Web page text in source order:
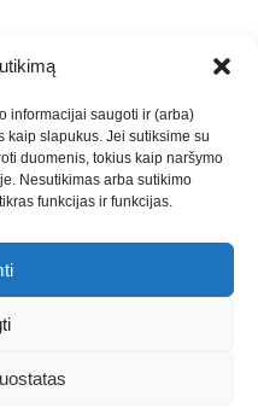
informacijai saugoti ir (arba)
slapukus. Jei sutiksime su
duomenis, tokius kaip naršymo
Nesutikimas arba sutikimo
funkcijas ir funkcijas.
turinio kūrimas,
į mūsų valdomas
Express News ByAdore
Teisinės
Narbutas
-